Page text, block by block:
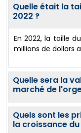
Quelle était la
2022 ?
En 2022, la taille
millions de dollars
Quelle sera la
marché de
Quels sont les
la croissance